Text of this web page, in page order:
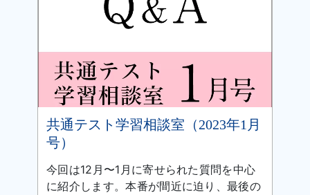
共通テスト学習相談室（2023年1月
号）
今回は12月〜1月に寄せられた質問を中心
に紹介します。本番が間近に迫り、最後の